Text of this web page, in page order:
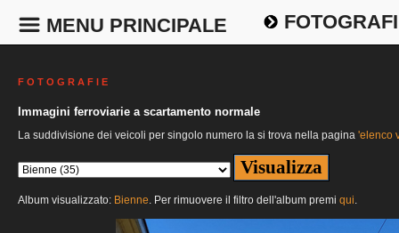
MENU PRINCIPALE
F O T O G R A F I E
Immagini ferroviarie a scartamento normale
La suddivisione dei veicoli per singolo numero la si trova nella pagina 'elenco
Album visualizzato: Bienne. Per rimuovere il filtro dell'album premi qui.